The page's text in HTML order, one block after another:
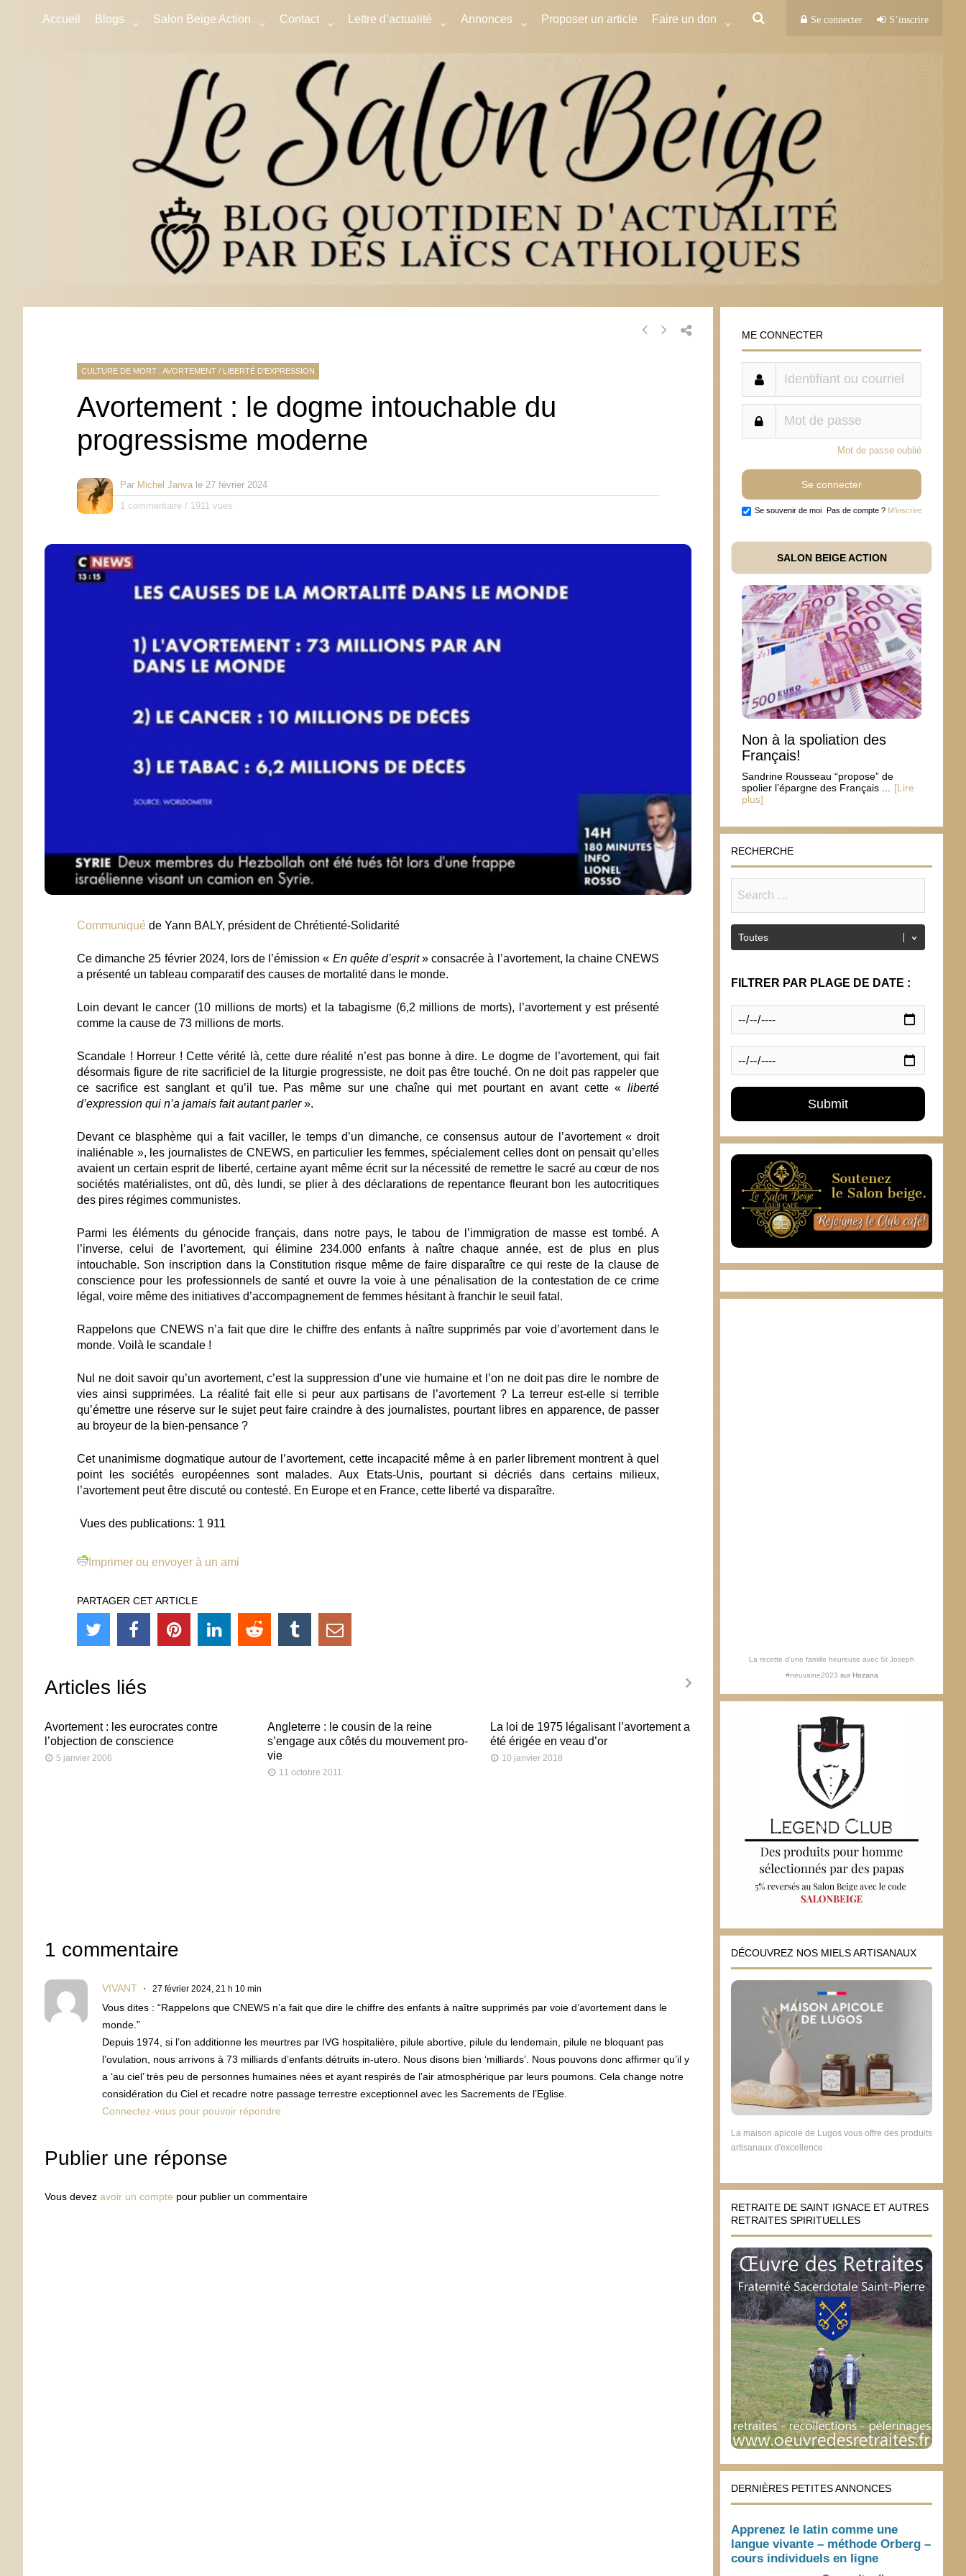
Accueil Blogs Salon Beige Action Contact Lettre d’actualité Annonces Proposer un article Faire un don Se connecter S’inscrire
CULTURE DE MORT : AVORTEMENT / LIBERTÉ D'EXPRESSION
Avortement : le dogme intouchable du
progressisme moderne
Par Michel Janva le 27 février 2024
1 commentaire / 1911 vues
Communiqué de Yann BALY, président de Chrétienté-Solidarité
Ce dimanche 25 février 2024, lors de l’émission « En quête d’esprit» consacrée à l’avortement, la chaine CNEWS
a présenté un tableau comparatif des causes de mortalité dans le monde.
Loin devant le cancer (10 millions de morts) et la tabagisme (6,2 millions de morts), l’avortement y est présenté
comme la cause de 73 millions de morts.
Scandale ! Horreur ! Cette vérité là, cette dure réalité n’est pas bonne à dire. Le dogme de l’avortement, qui fait
désormais figure de rite sacrificiel de la liturgie progressiste, ne doit pas être touché. On ne doit pas rappeler que
ce sacrifice est sanglant et qu’il tue. Pas même sur une chaîne qui met pourtant en avant cette « liberté
d’expression qui n’a jamais fait autant parler».
Devant ce blasphème qui a fait vaciller, le temps d’un dimanche, ce consensus autour de l’avortement « droit
inaliénable », les journalistes de CNEWS, en particulier les femmes, spécialement celles dont on pensait qu’elles
avaient un certain esprit de liberté, certaine ayant même écrit sur la nécessité de remettre le sacré au cœur de nos
sociétés matérialistes, ont dû, dès lundi, se plier à des déclarations de repentance fleurant bon les autocritiques
des pires régimes communistes.
Parmi les éléments du génocide français, dans notre pays, le tabou de l’immigration de masse est tombé. A
l’inverse, celui de l’avortement, qui élimine 234.000 enfants à naître chaque année, est de plus en plus
intouchable. Son inscription dans la Constitution risque même de faire disparaître ce qui reste de la clause de
conscience pour les professionnels de santé et ouvre la voie à une pénalisation de la contestation de ce crime
légal, voire même des initiatives d’accompagnement de femmes hésitant à franchir le seuil fatal.
Rappelons que CNEWS n’a fait que dire le chiffre des enfants à naître supprimés par voie d’avortement dans le
monde. Voilà le scandale !
Nul ne doit savoir qu’un avortement, c’est la suppression d’une vie humaine et l’on ne doit pas dire le nombre de
vies ainsi supprimées. La réalité fait elle si peur aux partisans de l’avortement ? La terreur est-elle si terrible
qu’émettre une réserve sur le sujet peut faire craindre à des journalistes, pourtant libres en apparence, de passer
au broyeur de la bien-pensance ?
Cet unanimisme dogmatique autour de l’avortement, cette incapacité même à en parler librement montrent à quel
point les sociétés européennes sont malades. Aux Etats-Unis, pourtant si décriés dans certains milieux,
l’avortement peut être discuté ou contesté. En Europe et en France, cette liberté va disparaître.
Vues des publications: 1 911
Imprimer ou envoyer à un ami
PARTAGER CET ARTICLE
Articles liés
Avortement : les eurocrates contre
l’objection de conscience
5 janvier 2006
Angleterre : le cousin de la reine
s’engage aux côtés du mouvement pro-
vie
11 octobre 2011
La loi de 1975 légalisant l’avortement a
été érigée en veau d’or
10 janvier 2018
La détresse des jeunes femmes
1 commentaire
VIVANT 27 février 2024, 21 h 10 min
Vous dites : “Rappelons que CNEWS n’a fait que dire le chiffre des enfants à naître supprimés par voie d’avortement dans le
monde.”
Depuis 1974, si l’on additionne les meurtres par IVG hospitalière, pilule abortive, pilule du lendemain, pilule ne bloquant pas
l’ovulation, nous arrivons à 73 milliards d’enfants détruits in-utero. Nous disons bien ‘milliards’. Nous pouvons donc affirmer qu’il y
a ‘au ciel’ très peu de personnes humaines nées et ayant respirés de l’air atmosphérique par leurs poumons. Cela change notre
considération du Ciel et recadre notre passage terrestre exceptionnel avec les Sacrements de l’Eglise.
Connectez-vous pour pouvoir répondre
Publier une réponse
Vous devez avoir un compte pour publier un commentaire
ME CONNECTER
Mot de passe oublié
Se souvenir de moi Pas de compte ? M'inscrire
SALON BEIGE ACTION
Non à la spoliation des
Français!
Sandrine Rousseau “propose” de
spolier l’épargne des Français ...
[Lire
plus]
RECHERCHE
FILTRER PAR PLAGE DE DATE :
La recette d'une famille heureuse avec St Joseph
#neuvaine2023 sur Hozana
DÉCOUVREZ NOS MIELS ARTISANAUX
La maison apicole de Lugos vous offre des produits
artisanaux d'excellence.
RETRAITE DE SAINT IGNACE ET AUTRES
RETRAITES SPIRITUELLES
DERNIÈRES PETITES ANNONCES
Apprenez le latin comme une
langue vivante – méthode Orberg –
cours individuels en ligne